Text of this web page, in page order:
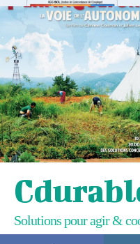
Solutions pour agir &